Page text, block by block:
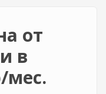
от
в
мес.